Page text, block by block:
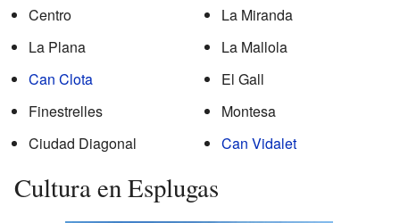
Centro
La Plana
Can Clota
Finestrelles
Ciudad Diagonal
La Miranda
La Mallola
El Gall
Montesa
Can Vidalet
Cultura en Esplugas